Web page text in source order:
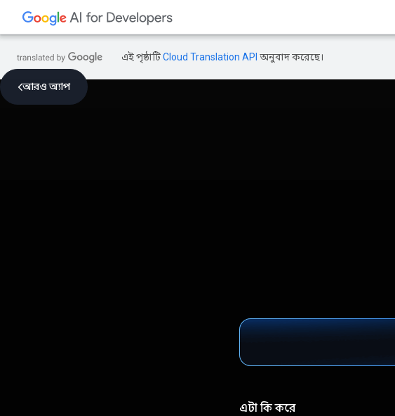
এই পৃষ্ঠাটিCloud Translation API অনুবাদ করেছে।
আরও অ্যাপ
এটা কি করে